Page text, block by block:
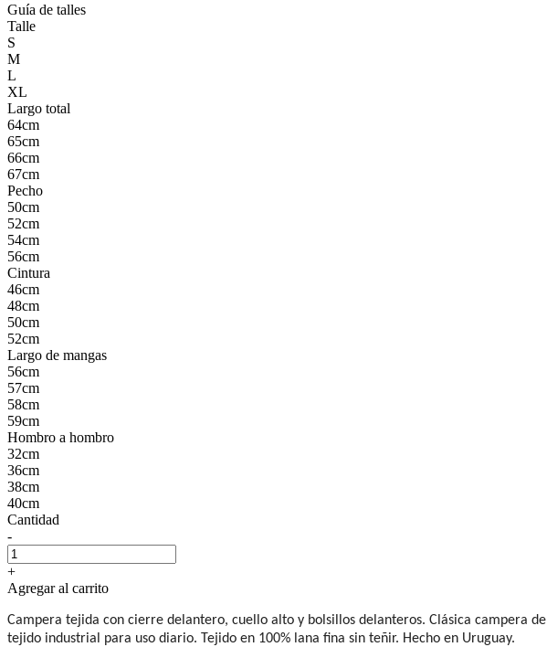
Guía de talles
Talle
S
M
L
XL
Largo total
64cm
65cm
66cm
67cm
Pecho
50cm
52cm
54cm
56cm
Cintura
46cm
48cm
50cm
52cm
Largo de mangas
56cm
57cm
58cm
59cm
Hombro a hombro
32cm
36cm
38cm
40cm
Cantidad
-
+
Agregar al carrito
Campera tejida con cierre delantero, cuello alto y bolsillos delanteros. Clásica campera de
tejido industrial para uso diario. Tejido en 100% lana fina sin teñir. Hecho en Uruguay.